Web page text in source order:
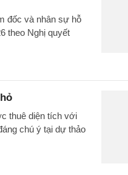
đốc và nhân sự hỗ
theo Nghị quyết
thuê diện tích với
chú ý tại dự thảo